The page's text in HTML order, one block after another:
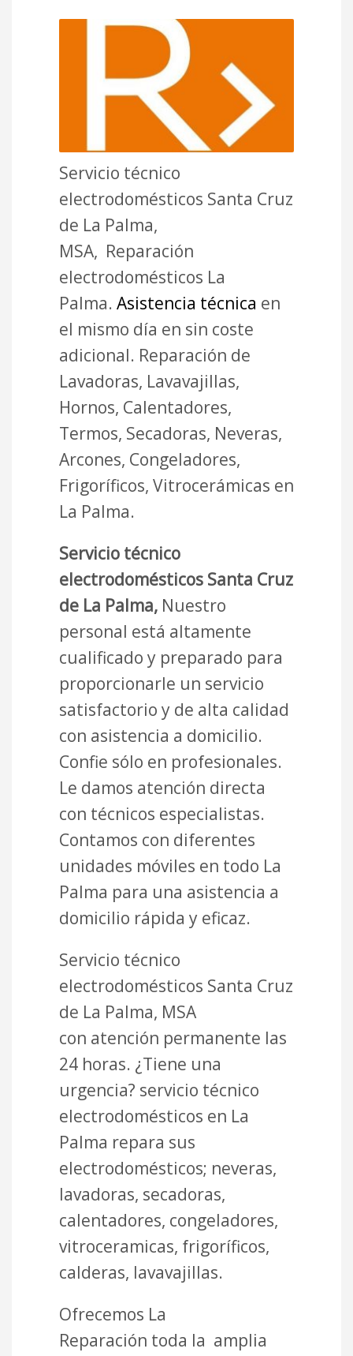
Servicio técnico
electrodomésticos Santa Cruz
de La Palma,
MSA, Reparación
electrodomésticos La
Palma. Asistencia técnica en
el mismo día en sin coste
adicional. Reparación de
Lavadoras, Lavavajillas,
Hornos, Calentadores,
Termos, Secadoras, Neveras,
Arcones, Congeladores,
Frigoríficos, Vitrocerámicas en
La Palma.
Servicio técnico
electrodomésticos Santa Cruz
de La Palma, Nuestro
personal está altamente
cualificado y preparado para
proporcionarle un servicio
satisfactorio y de alta calidad
con asistencia a domicilio.
Confie sólo en profesionales.
Le damos atención directa
con técnicos especialistas.
Contamos con diferentes
unidades móviles en todo La
Palma para una asistencia a
domicilio rápida y eficaz.
Servicio técnico
electrodomésticos Santa Cruz
de La Palma, MSA
con atención permanente las
24 horas. ¿Tiene una
urgencia? servicio técnico
electrodomésticos en La
Palma repara sus
electrodomésticos; neveras,
lavadoras, secadoras,
calentadores, congeladores,
vitroceramicas, frigoríficos,
calderas, lavavajillas.
Ofrecemos La
Reparación toda la amplia